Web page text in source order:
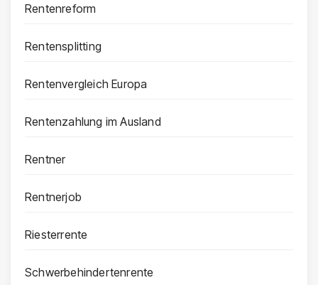
Rentenreform
Rentensplitting
Rentenvergleich Europa
Rentenzahlung im Ausland
Rentner
Rentnerjob
Riesterrente
Schwerbehindertenrente